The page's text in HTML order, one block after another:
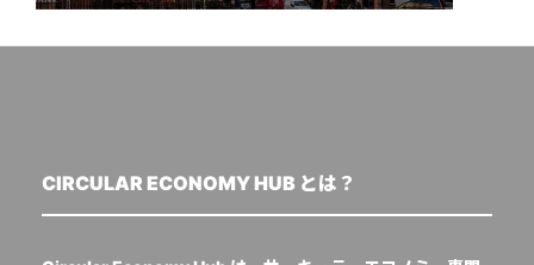
CIRCULAR ECONOMY HUB とは？